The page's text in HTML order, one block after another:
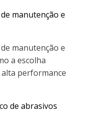
manutenção e
manutenção e
a escolha
performance
de abrasivos